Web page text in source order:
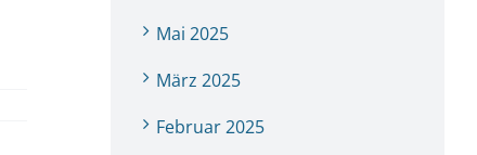
Mai 2025
März 2025
Februar 2025